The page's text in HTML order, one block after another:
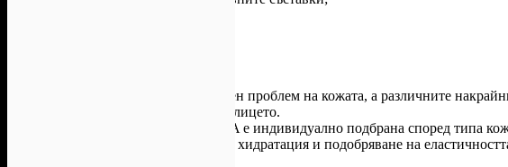
Всяка стъпка е насочена към различен проблем на кожата, а различните
прецизна работа според нуждите на лицето.
Терапията с козметика COLLAGENA е индивидуално подбрана според типа
процедурата с дълбоко подхранване, хидратация и подобряване на